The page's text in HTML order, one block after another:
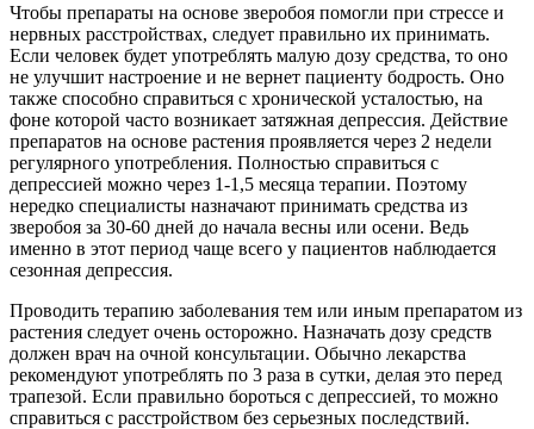
Чтобы препараты на основе зверобоя помогли при стрессе и
нервных расстройствах, следует правильно их принимать.
Если человек будет употреблять малую дозу средства, то оно
не улучшит настроение и не вернет пациенту бодрость. Оно
также способно справиться с хронической усталостью, на
фоне которой часто возникает затяжная депрессия. Действие
препаратов на основе растения проявляется через 2 недели
регулярного употребления. Полностью справиться с
депрессией можно через 1-1,5 месяца терапии. Поэтому
нередко специалисты назначают принимать средства из
зверобоя за 30-60 дней до начала весны или осени. Ведь
именно в этот период чаще всего у пациентов наблюдается
сезонная депрессия.
Проводить терапию заболевания тем или иным препаратом из
растения следует очень осторожно. Назначать дозу средств
должен врач на очной консультации. Обычно лекарства
рекомендуют употреблять по 3 раза в сутки, делая это перед
трапезой. Если правильно бороться с депрессией, то можно
справиться с расстройством без серьезных последствий.